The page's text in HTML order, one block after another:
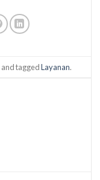
and taggedLayanan.